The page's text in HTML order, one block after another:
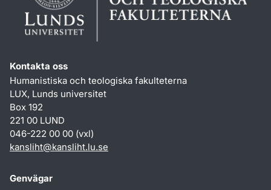
Kontakta oss
Humanistiska och teologiska fakulteterna
LUX, Lunds universitet
Box 192
221 00 LUND
046-222 00 00 (vxl)
kansliht@kansliht.lu.se
Genvägar